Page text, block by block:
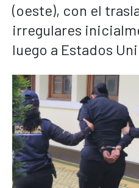
(oeste), con el
irregulares
luego a Estados